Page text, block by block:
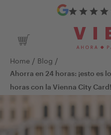
Shopping
Home / Blog /
Ahorra en 24 horas: ¡esto es
horas con la Vienna City Card!